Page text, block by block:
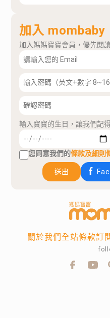
加入 mombaby
加入媽媽寶寶會員，優先閱
輸入寶寶的生日，讓我們記
您同意我們的條款及細則
送出
關於我們全站條款訂